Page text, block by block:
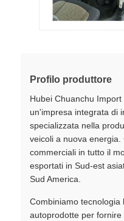
Profilo produttore
Hubei Chuanchu
un'impresa integrata di
specializzata nella
veicoli a nuova
commerciali in tutto il
esportati in Sud-est
Sud America.
Combiniamo tecnologia
autoprodotte per